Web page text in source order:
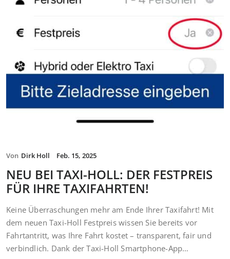
Von Dirk Holl Feb. 15, 2025
NEU BEI TAXI-HOLL: DER FESTPREIS
FÜR IHRE TAXIFAHRTEN!
Keine Überraschungen mehr am Ende Ihrer Taxifahrt! Mit
dem neuen Taxi-Holl Festpreis wissen Sie bereits vor
Fahrtantritt, was Ihre Fahrt kostet – transparent, fair und
verbindlich. Dank der Taxi-Holl Smartphone-App…